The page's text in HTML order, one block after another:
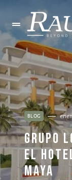
BLOG
GRUPO
EL
MAYA